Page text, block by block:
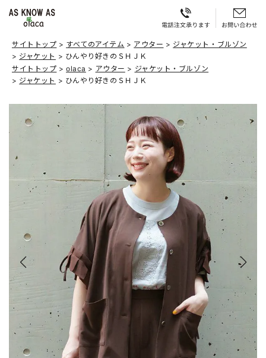
サイトトップ すべてのアイテム アウター
ジャケット・ブルゾン
ジャケット
ひんやり好きのＳＨＪＫ
サイトトップ
olaca アウター
ジャケット・ブルゾン
ジャケット
ひんやり好きのＳＨＪＫ